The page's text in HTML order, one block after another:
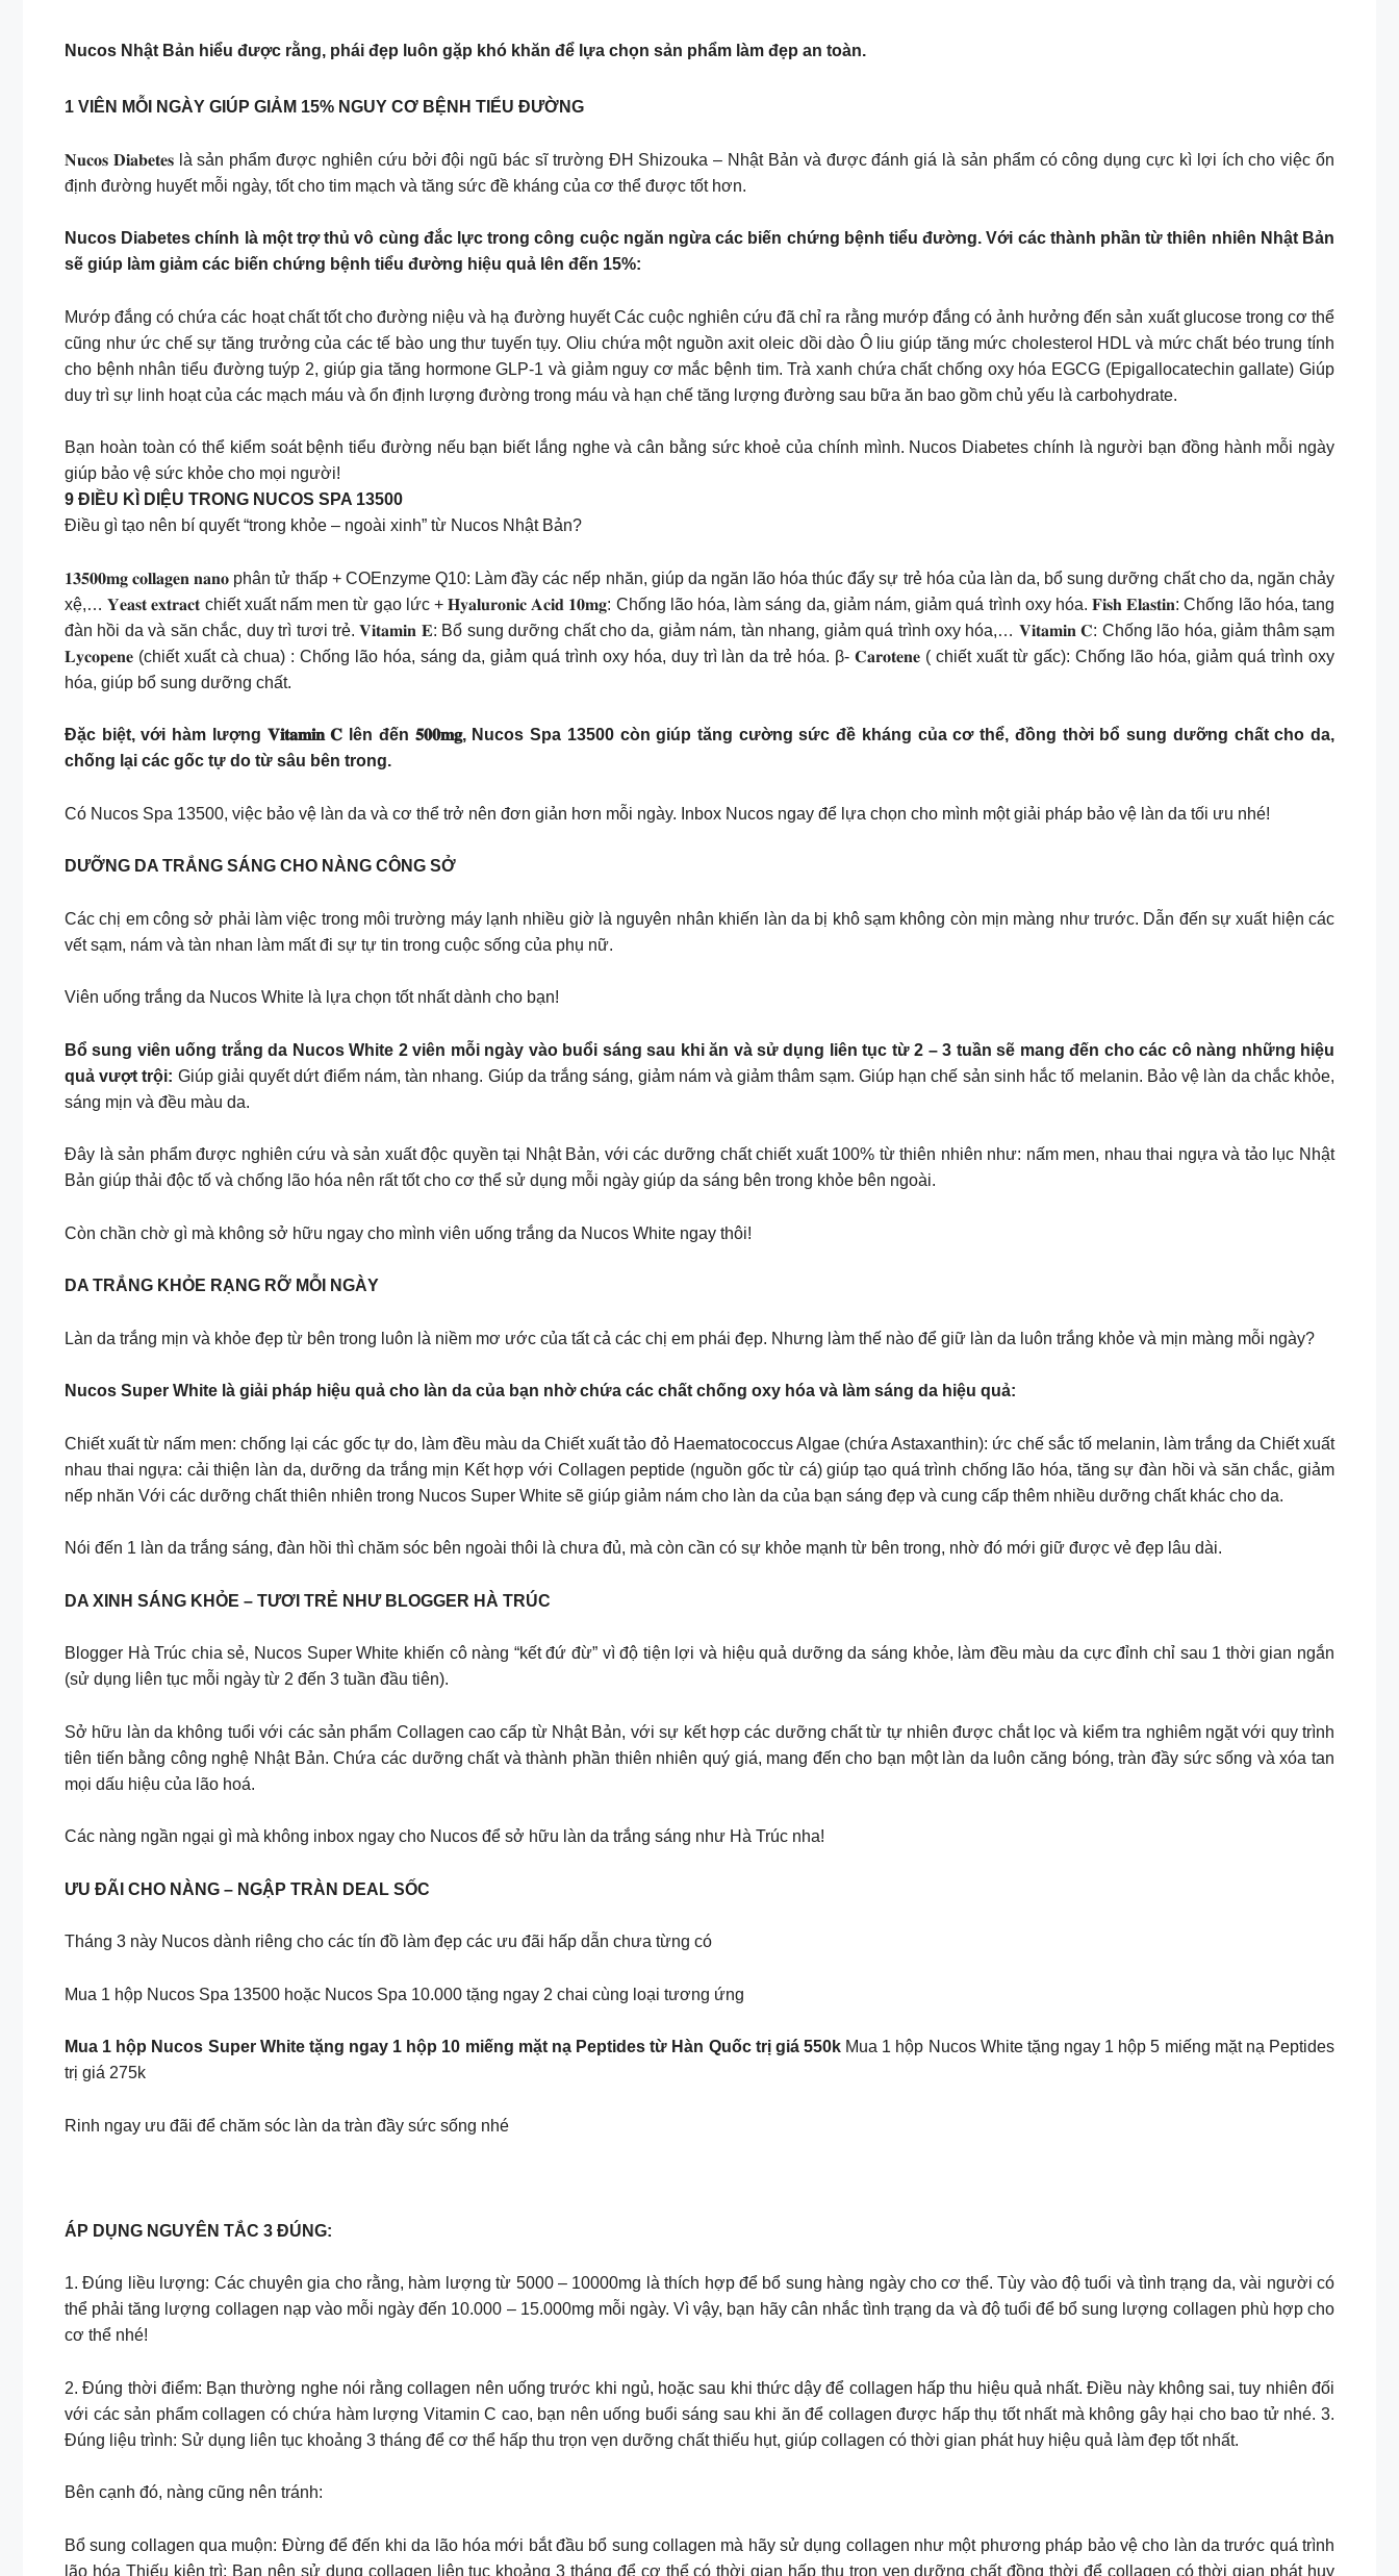
Nucos Nhật Bản hiểu được rằng, phái đẹp luôn gặp khó khăn để lựa chọn sản phẩm làm đẹp an toàn.
1 VIÊN MỖI NGÀY GIÚP GIẢM 15% NGUY CƠ BỆNH TIỂU ĐƯỜNG
𝐍𝐮𝐜𝐨𝐬 𝐃𝐢𝐚𝐛𝐞𝐭𝐞𝐬 là sản phẩm được nghiên cứu bởi đội ngũ bác sĩ trường ĐH Shizouka – Nhật Bản và được đánh giá là sản phẩm có công dụng cực kì lợi ích cho việc ổn
định đường huyết mỗi ngày, tốt cho tim mạch và tăng sức đề kháng của cơ thể được tốt hơn.
Nucos Diabetes chính là một trợ thủ vô cùng đắc lực trong công cuộc ngăn ngừa các biến chứng bệnh tiểu đường. Với các thành phần từ thiên nhiên Nhật Bản
sẽ giúp làm giảm các biến chứng bệnh tiểu đường hiệu quả lên đến 15%:
Mướp đắng có chứa các hoạt chất tốt cho đường niệu và hạ đường huyết Các cuộc nghiên cứu đã chỉ ra rằng mướp đắng có ảnh hưởng đến sản xuất glucose trong cơ thể
cũng như ức chế sự tăng trưởng của các tế bào ung thư tuyến tụy. Oliu chứa một nguồn axit oleic dồi dào Ô liu giúp tăng mức cholesterol HDL và mức chất béo trung tính
cho bệnh nhân tiểu đường tuýp 2, giúp gia tăng hormone GLP-1 và giảm nguy cơ mắc bệnh tim. Trà xanh chứa chất chống oxy hóa EGCG (Epigallocatechin gallate) Giúp
duy trì sự linh hoạt của các mạch máu và ổn định lượng đường trong máu và hạn chế tăng lượng đường sau bữa ăn bao gồm chủ yếu là carbohydrate.
Bạn hoàn toàn có thể kiểm soát bệnh tiểu đường nếu bạn biết lắng nghe và cân bằng sức khoẻ của chính mình. Nucos Diabetes chính là người bạn đồng hành mỗi ngày
giúp bảo vệ sức khỏe cho mọi người!
9 ĐIỀU KÌ DIỆU TRONG NUCOS SPA 13500
Điều gì tạo nên bí quyết “trong khỏe – ngoài xinh” từ Nucos Nhật Bản?
𝟏𝟑𝟓𝟎𝟎𝐦𝐠 𝐜𝐨𝐥𝐥𝐚𝐠𝐞𝐧 𝐧𝐚𝐧𝐨 phân tử thấp + COEnzyme Q10: Làm đầy các nếp nhăn, giúp da ngăn lão hóa thúc đẩy sự trẻ hóa của làn da, bổ sung dưỡng chất cho da, ngăn chảy
xệ,… 𝐘𝐞𝐚𝐬𝐭 𝐞𝐱𝐭𝐫𝐚𝐜𝐭 chiết xuất nấm men từ gạo lức + 𝐇𝐲𝐚𝐥𝐮𝐫𝐨𝐧𝐢𝐜 𝐀𝐜𝐢𝐝 𝟏𝟎𝐦𝐠: Chống lão hóa, làm sáng da, giảm nám, giảm quá trình oxy hóa. 𝐅𝐢𝐬𝐡 𝐄𝐥𝐚𝐬𝐭𝐢𝐧: Chống lão hóa, tang
đàn hồi da và săn chắc, duy trì tươi trẻ. 𝐕𝐢𝐭𝐚𝐦𝐢𝐧 𝐄: Bổ sung dưỡng chất cho da, giảm nám, tàn nhang, giảm quá trình oxy hóa,… 𝐕𝐢𝐭𝐚𝐦𝐢𝐧 𝐂: Chống lão hóa, giảm thâm sạm
𝐋𝐲𝐜𝐨𝐩𝐞𝐧𝐞 (chiết xuất cà chua) : Chống lão hóa, sáng da, giảm quá trình oxy hóa, duy trì làn da trẻ hóa. β- 𝐂𝐚𝐫𝐨𝐭𝐞𝐧𝐞 ( chiết xuất từ gấc): Chống lão hóa, giảm quá trình oxy
hóa, giúp bổ sung dưỡng chất.
Đặc biệt, với hàm lượng 𝐕𝐢𝐭𝐚𝐦𝐢𝐧 𝐂 lên đến 𝟓𝟎𝟎𝐦𝐠, Nucos Spa 13500 còn giúp tăng cường sức đề kháng của cơ thể, đồng thời bổ sung dưỡng chất cho da,
chống lại các gốc tự do từ sâu bên trong.
Có Nucos Spa 13500, việc bảo vệ làn da và cơ thể trở nên đơn giản hơn mỗi ngày. Inbox Nucos ngay để lựa chọn cho mình một giải pháp bảo vệ làn da tối ưu nhé!
DƯỠNG DA TRẮNG SÁNG CHO NÀNG CÔNG SỞ
Các chị em công sở phải làm việc trong môi trường máy lạnh nhiều giờ là nguyên nhân khiến làn da bị khô sạm không còn mịn màng như trước. Dẫn đến sự xuất hiện các
vết sạm, nám và tàn nhan làm mất đi sự tự tin trong cuộc sống của phụ nữ.
Viên uống trắng da Nucos White là lựa chọn tốt nhất dành cho bạn!
Bổ sung viên uống trắng da Nucos White 2 viên mỗi ngày vào buổi sáng sau khi ăn và sử dụng liên tục từ 2 – 3 tuần sẽ mang đến cho các cô nàng những hiệu
quả vượt trội: Giúp giải quyết dứt điểm nám, tàn nhang. Giúp da trắng sáng, giảm nám và giảm thâm sạm. Giúp hạn chế sản sinh hắc tố melanin. Bảo vệ làn da chắc khỏe,
sáng mịn và đều màu da.
Đây là sản phẩm được nghiên cứu và sản xuất độc quyền tại Nhật Bản, với các dưỡng chất chiết xuất 100% từ thiên nhiên như: nấm men, nhau thai ngựa và tảo lục Nhật
Bản giúp thải độc tố và chống lão hóa nên rất tốt cho cơ thể sử dụng mỗi ngày giúp da sáng bên trong khỏe bên ngoài.
Còn chần chờ gì mà không sở hữu ngay cho mình viên uống trắng da Nucos White ngay thôi!
DA TRẮNG KHỎE RẠNG RỠ MỖI NGÀY
Làn da trắng mịn và khỏe đẹp từ bên trong luôn là niềm mơ ước của tất cả các chị em phái đẹp. Nhưng làm thế nào để giữ làn da luôn trắng khỏe và mịn màng mỗi ngày?
Nucos Super White là giải pháp hiệu quả cho làn da của bạn nhờ chứa các chất chống oxy hóa và làm sáng da hiệu quả:
Chiết xuất từ nấm men: chống lại các gốc tự do, làm đều màu da Chiết xuất tảo đỏ Haematococcus Algae (chứa Astaxanthin): ức chế sắc tố melanin, làm trắng da Chiết xuất
nhau thai ngựa: cải thiện làn da, dưỡng da trắng mịn Kết hợp với Collagen peptide (nguồn gốc từ cá) giúp tạo quá trình chống lão hóa, tăng sự đàn hồi và săn chắc, giảm
nếp nhăn Với các dưỡng chất thiên nhiên trong Nucos Super White sẽ giúp giảm nám cho làn da của bạn sáng đẹp và cung cấp thêm nhiều dưỡng chất khác cho da.
Nói đến 1 làn da trắng sáng, đàn hồi thì chăm sóc bên ngoài thôi là chưa đủ, mà còn cần có sự khỏe mạnh từ bên trong, nhờ đó mới giữ được vẻ đẹp lâu dài.
DA XINH SÁNG KHỎE – TƯƠI TRẺ NHƯ BLOGGER HÀ TRÚC
Blogger Hà Trúc chia sẻ, Nucos Super White khiến cô nàng “kết đứ đừ” vì độ tiện lợi và hiệu quả dưỡng da sáng khỏe, làm đều màu da cực đỉnh chỉ sau 1 thời gian ngắn
(sử dụng liên tục mỗi ngày từ 2 đến 3 tuần đầu tiên).
Sở hữu làn da không tuổi với các sản phẩm Collagen cao cấp từ Nhật Bản, với sự kết hợp các dưỡng chất từ tự nhiên được chắt lọc và kiểm tra nghiêm ngặt với quy trình
tiên tiến bằng công nghệ Nhật Bản. Chứa các dưỡng chất và thành phần thiên nhiên quý giá, mang đến cho bạn một làn da luôn căng bóng, tràn đầy sức sống và xóa tan
mọi dấu hiệu của lão hoá.
Các nàng ngần ngại gì mà không inbox ngay cho Nucos để sở hữu làn da trắng sáng như Hà Trúc nha!
ƯU ĐÃI CHO NÀNG – NGẬP TRÀN DEAL SỐC
Tháng 3 này Nucos dành riêng cho các tín đồ làm đẹp các ưu đãi hấp dẫn chưa từng có
Mua 1 hộp Nucos Spa 13500 hoặc Nucos Spa 10.000 tặng ngay 2 chai cùng loại tương ứng
Mua 1 hộp Nucos Super White tặng ngay 1 hộp 10 miếng mặt nạ Peptides từ Hàn Quốc trị giá 550kMua 1 hộp Nucos White tặng ngay 1 hộp 5 miếng mặt nạ Peptides
trị giá 275k
Rinh ngay ưu đãi để chăm sóc làn da tràn đầy sức sống nhé
ÁP DỤNG NGUYÊN TẮC 3 ĐÚNG:
1. Đúng liều lượng: Các chuyên gia cho rằng, hàm lượng từ 5000 – 10000mg là thích hợp để bổ sung hàng ngày cho cơ thể. Tùy vào độ tuổi và tình trạng da, vài người có
thể phải tăng lượng collagen nạp vào mỗi ngày đến 10.000 – 15.000mg mỗi ngày. Vì vậy, bạn hãy cân nhắc tình trạng da và độ tuổi để bổ sung lượng collagen phù hợp cho
cơ thể nhé!
2. Đúng thời điểm: Bạn thường nghe nói rằng collagen nên uống trước khi ngủ, hoặc sau khi thức dậy để collagen hấp thu hiệu quả nhất. Điều này không sai, tuy nhiên đối
với các sản phẩm collagen có chứa hàm lượng Vitamin C cao, bạn nên uống buổi sáng sau khi ăn để collagen được hấp thụ tốt nhất mà không gây hại cho bao tử nhé. 3.
Đúng liệu trình: Sử dụng liên tục khoảng 3 tháng để cơ thể hấp thu trọn vẹn dưỡng chất thiếu hụt, giúp collagen có thời gian phát huy hiệu quả làm đẹp tốt nhất.
Bên cạnh đó, nàng cũng nên tránh:
Bổ sung collagen qua muộn: Đừng để đến khi da lão hóa mới bắt đầu bổ sung collagen mà hãy sử dụng collagen như một phương pháp bảo vệ cho làn da trước quá trình
lão hóa Thiếu kiên trì: Bạn nên sử dụng collagen liên tục khoảng 3 tháng để cơ thể có thời gian hấp thụ trọn vẹn dưỡng chất đồng thời để collagen có thời gian phát huy